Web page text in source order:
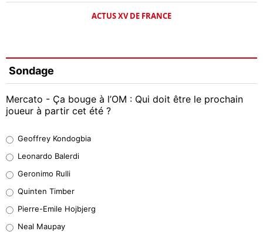
ACTUS XV DE FRANCE
Sondage
Mercato - Ça bouge à l’OM : Qui doit être le prochain
joueur à partir cet été ?
38%
32%
4%
Geoffrey Kondogbia
Leonardo Balerdi
Geronimo Rulli
Quinten Timber
Pierre-Emile Hojbjerg
Neal Maupay